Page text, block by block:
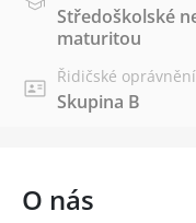
Středoškolské
maturitou
Řidičské oprávnění
Skupina B
O nás